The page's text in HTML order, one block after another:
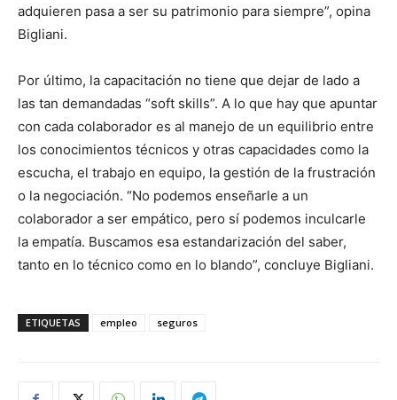
adquieren pasa a ser su patrimonio para siempre”, opina
Bigliani.
Por último, la capacitación no tiene que dejar de lado a
las tan demandadas “soft skills”. A lo que hay que apuntar
con cada colaborador es al manejo de un equilibrio entre
los conocimientos técnicos y otras capacidades como la
escucha, el trabajo en equipo, la gestión de la frustración
o la negociación. “No podemos enseñarle a un
colaborador a ser empático, pero sí podemos inculcarle
la empatía. Buscamos esa estandarización del saber,
tanto en lo técnico como en lo blando”, concluye Bigliani.
ETIQUETAS empleo seguros